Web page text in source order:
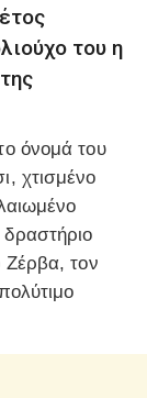
του η
όνομά του
χτισμένο
τον